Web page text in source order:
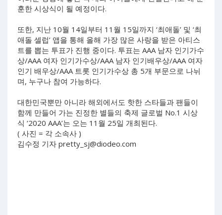
훈한 시상식이 될 예정이다.
또한, 지난 10월 14일부터 11월 15일까지 ‘최애돌’ 및 ‘최
애돌 셀럽’ 앱을 통해 올해 가장 많은 사랑을 받은 아티스
트를 뽑는 투표가 진행 중이다. 투표는 AAA 남자 인기가수
상/AAA 여자 인기가수상/AAA 남자 인기배우상/AAA 여자
인기 배우상/AAA 트롯 인기가수상 총 5개 부문으로 나뉘
며, 누구나 참여 가능하다.
대한민국뿐만 아니라 해외에서도 핫한 스타들과 팬들이
함께 만들어 가는 진정한 별들의 축제 글로벌 No.1 시상
식 ‘2020 AAA’는 오는 11월 25일 개최된다.
( 사진 = 각 소속사 )
김수정 기자 pretty_sj@diodeo.com